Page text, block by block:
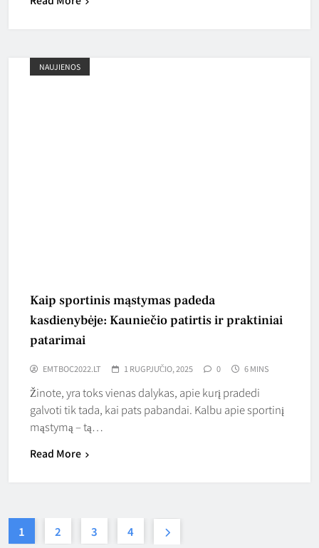
NAUJIENOS
Kaip sportinis mąstymas padeda
kasdienybėje: Kauniečio patirtis ir praktiniai
patarimai
EMTBOC2022.LT 1 RUGPJŪČIO, 2025 0 6 MINS
Žinote, yra toks vienas dalykas, apie kurį pradedi
galvoti tik tada, kai pats pabandai. Kalbu apie sportinį
mąstymą – tą…
Read More
1 2 3 4